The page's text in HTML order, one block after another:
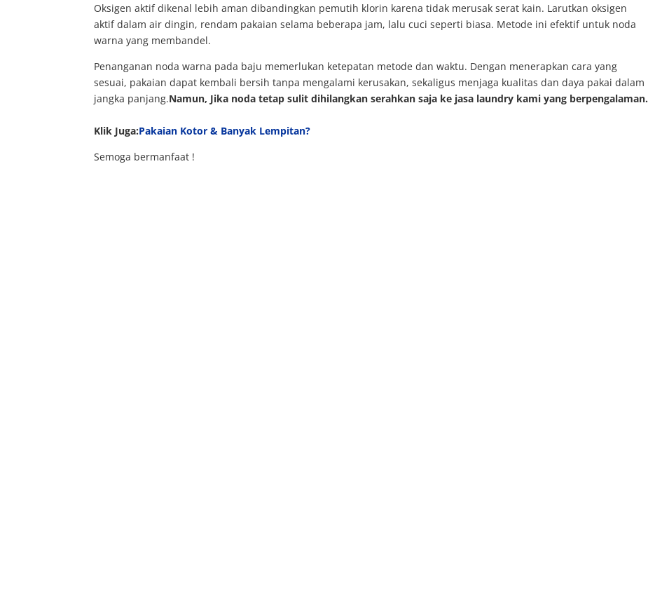
Oksigen aktif dikenal lebih aman dibandingkan pemutih klorin karena tidak merusak serat kain. Larutkan oksigen
aktif dalam air dingin, rendam pakaian selama beberapa jam, lalu cuci seperti biasa. Metode ini efektif untuk noda
warna yang membandel.
Penanganan noda warna pada baju memerlukan ketepatan metode dan waktu. Dengan menerapkan cara yang
sesuai, pakaian dapat kembali bersih tanpa mengalami kerusakan, sekaligus menjaga kualitas dan daya pakai dalam
jangka panjang.Namun, Jika noda tetap sulit dihilangkan serahkan saja ke jasa laundry kami yang berpengalaman.
Klik Juga:Pakaian Kotor & Banyak Lempitan?
Semoga bermanfaat !